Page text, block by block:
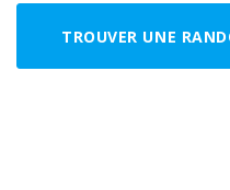
TROUVER UNE